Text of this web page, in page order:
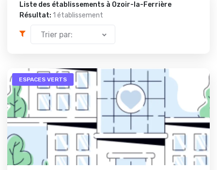
Liste des établissements à Ozoir-la-Ferrière
Résultat: 1 établissement
Trier par:
ESPACES VERTS